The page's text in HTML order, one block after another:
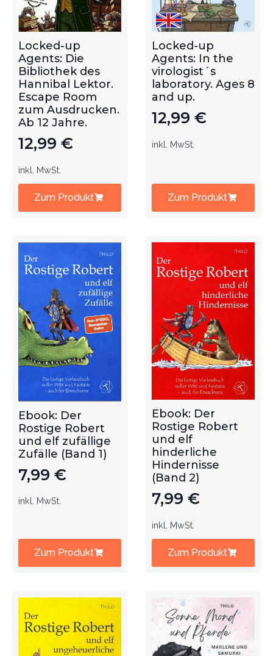
Locked-up
Agents: Die
Bibliothek des
Hannibal Lektor.
Escape Room
zum Ausdrucken.
Ab 12 Jahre.
12,99 €
inkl. MwSt.
Zum Produkt
Locked-up
Agents: In the
virologist´s
laboratory. Ages 8
and up.
12,99 €
inkl. MwSt.
Zum Produkt
Ebook: Der
Rostige Robert
und elf zufällige
Zufälle (Band 1)
7,99 €
inkl. MwSt.
Zum Produkt
Ebook: Der
Rostige Robert
und elf
hinderliche
Hindernisse
(Band 2)
7,99 €
inkl. MwSt.
Zum Produkt